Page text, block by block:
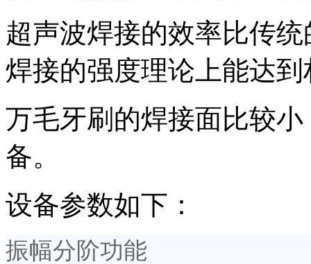
超声波焊接的效率比传
焊接的强度理论上能达
万毛牙刷的焊接面比较
备。
设备参数如下：
振幅分阶功能